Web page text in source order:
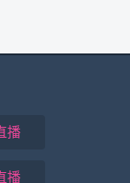
播
播